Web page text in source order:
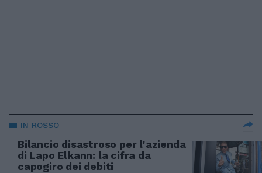
IN ROSSO
Bilancio disastroso per l'azienda
di Lapo Elkann: la cifra da
capogiro dei debiti